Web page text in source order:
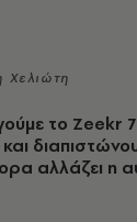
Χελιώτη
το Zeekr
και
αλλάζει η